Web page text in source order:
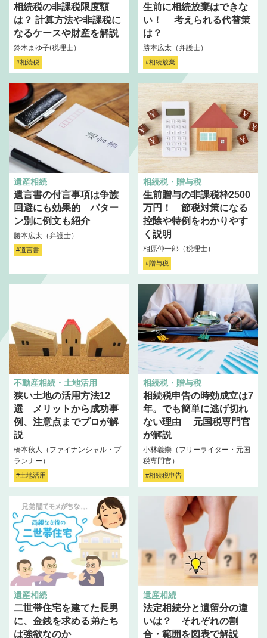
相続税の非課税限度額
は？ 計算方法や非課税に
なるケースや財産を解説
鈴木まゆ子(税理士）
#相続税
生前に相続放棄はできな
い！ 考えられる代替策
は？
勝本広太（弁護士）
#相続放棄
遺産相続
遺言書の付言事項は争族
回避にも効果的 パター
ン別に例文も紹介
勝本広太（弁護士）
#遺言書
相続税・贈与税
生前贈与の非課税枠2500
万円！ 節税対策になる
控除や特例をわかりやす
く説明
相原仲一郎（税理士）
#贈与税
不動産相続・土地活用
狭い土地の活用方法12
選 メリットから成功事
例、注意点までプロが解
説
橋本秋人（ファイナンシャル・プ
ランナー）
#土地活用
相続税・贈与税
相続税申告の時効成立は7
年。でも簡単に逃げ切れ
ない理由 元国税専門官
が解説
小林義崇（フリーライター・元国
税専門官）
#相続税申告
遺産相続
二世帯住宅を建てた長男
に、金銭を求める弟たち
は強欲なのか
遺産相続
法定相続分と遺留分の違
いは？ それぞれの割
合・範囲を図表で解説